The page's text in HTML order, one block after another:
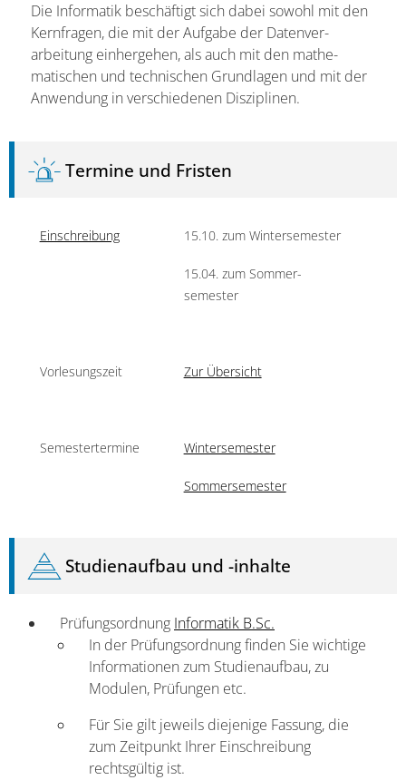
Die Informatik beschäftigt sich dabei sowohl mit den
Kern­fragen, die mit der Aufgabe der Daten­ver­
arbeitung einhergehen, als auch mit den mathe­
matischen und tech­nischen Grund­lagen und mit der
Anwendung in verschiedenen Disziplinen.
Termine und Fristen
Einschreibung 15.10. zum Winter­semester
15.04. zum Sommer­
semester
Vorlesungszeit Zur Übersicht
Semestertermine Wintersemester
Sommersemester
Studienaufbau und -inhalte
Prüfungsordnung Informatik B.Sc.
In der Prüfungsordnung finden Sie wichtige
Informa­tionen zum Studienaufbau, zu
Modulen, Prüfungen etc.
Für Sie gilt jeweils diejenige Fassung, die
zum Zeitpunkt Ihrer Einschreibung
rechtsgültig ist.